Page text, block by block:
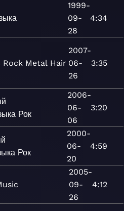
1999-
09-
28
4:34
Rock Metal Hair
2007-
06-
26
3:35
Рок
2006-
06-
06
3:20
Рок
2000-
06-
20
4:59
2005-
09-
26
4:12